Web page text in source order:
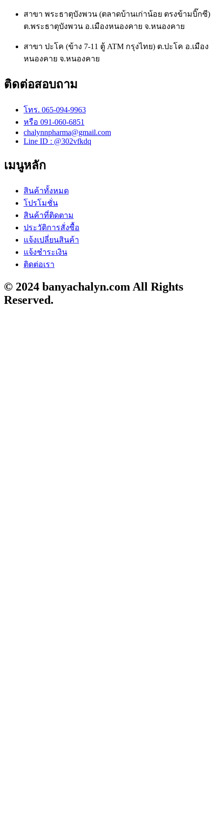
สาขา พระธาตุบังพวน (ตลาดบ้านเก่าน้อย ตรงข้ามบิ๊กซี)
ต.พระธาตุบังพวน อ.เมืองหนองคาย จ.หนองคาย
สาขา ปะโค (ข้าง 7-11 ตู้ ATM กรุงไทย) ต.ปะโค อ.เมือง
หนองคาย จ.หนองคาย
ติดต่อสอบถาม
โทร. 065-094-9963
หรือ 091-060-6851
chalynnpharma@gmail.com
Line ID : @302vfkdq
เมนูหลัก
สินค้าทั้งหมด
โปรโมชั่น
สินค้าที่ติดตาม
ประวัติการสั่งซื้อ
แจ้งเปลี่ยนสินค้า
แจ้งชำระเงิน
ติดต่อเรา
© 2024 banyachalyn.com All Rights
Reserved.